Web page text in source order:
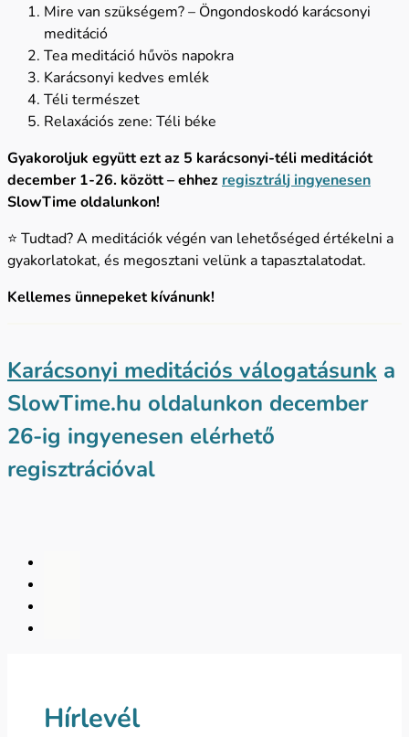
Mire van szükségem? – Öngondoskodó karácsonyi
meditáció
Tea meditáció hűvös napokra
Karácsonyi kedves emlék
Téli természet
Relaxációs zene: Téli béke
Gyakoroljuk együtt ezt az 5 karácsonyi-téli meditációt
december 1-26. között – ehhez regisztrálj ingyenesen
SlowTime oldalunkon!
⭐ Tudtad? A meditációk végén van lehetőséged értékelni a
gyakorlatokat, és megosztani velünk a tapasztalatodat.
Kellemes ünnepeket kívánunk!
Karácsonyi meditációs válogatásunk a
SlowTime.hu oldalunkon december
26-ig ingyenesen elérhető
regisztrációval
Hírlevél